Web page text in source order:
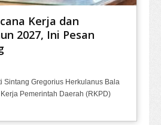
Kerja dan
2027, Ini Pesan
Sintang Gregorius Herkulanus Bala
Pemerintah Daerah (RKPD)